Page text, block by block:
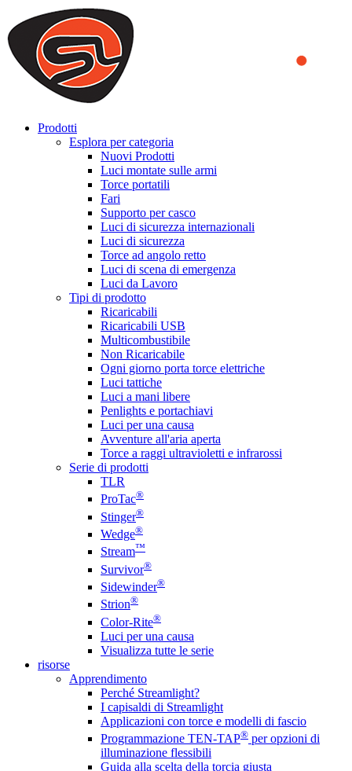
We use cookies to ensure that we provide you the best experience
on our website. By continuing to browse this website, you accept
that cookies are used to help us analyze how the website is used and
to offer you a better experience. To learn more or to find out how
you can disable cookies, you can access our
Prodotti
Esplora per categoria
Nuovi Prodotti
Luci montate sulle armi
Torce portatili
Fari
Supporto per casco
Luci di sicurezza internazionali
Luci di sicurezza
Torce ad angolo retto
Luci di scena di emergenza
Luci da Lavoro
Tipi di prodotto
Ricaricabili
Ricaricabili USB
Multicombustibile
Non Ricaricabile
Ogni giorno porta torce elettriche
Luci tattiche
Luci a mani libere
Penlights e portachiavi
Luci per una causa
Avventure all'aria aperta
Torce a raggi ultravioletti e infrarossi
Serie di prodotti
TLR
ProTac®
Stinger®
Wedge®
Stream™
Survivor®
Sidewinder®
Strion®
Color-Rite®
Luci per una causa
Visualizza tutte le serie
risorse
Apprendimento
Perché Streamlight?
I capisaldi di Streamlight
Applicazioni con torce e modelli di fascio
Programmazione TEN-TAP® per opzioni di
illuminazione flessibili
Guida alla scelta della torcia giusta